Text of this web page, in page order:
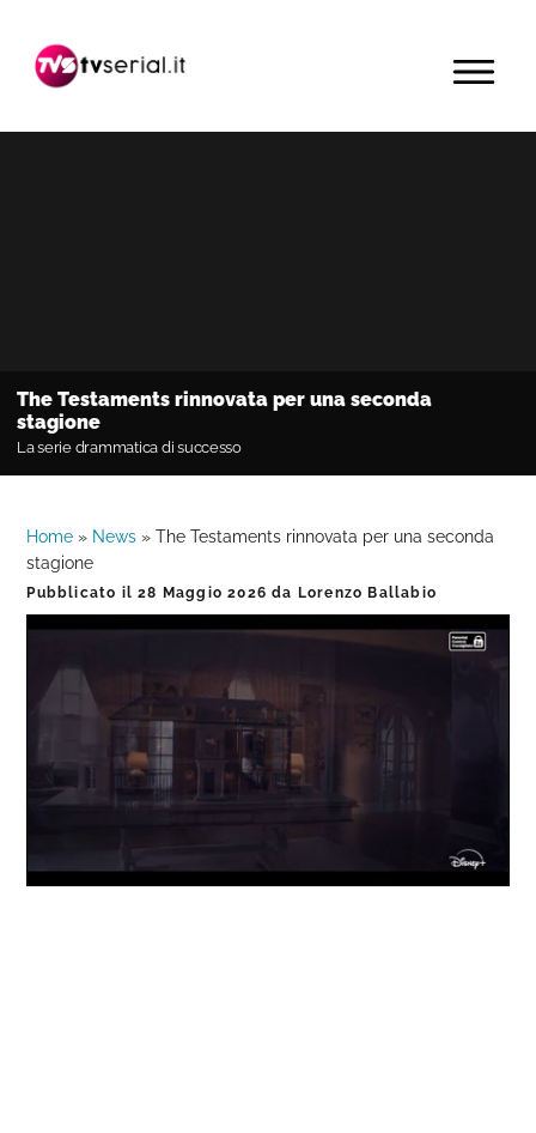
navigazione
contenuto
barra
primaria
MENU
The Testaments rinnovata per una seconda
stagione
La serie drammatica di successo
Home » News »The Testaments rinnovata per una seconda
stagione
Pubblicato il28 Maggio 2026 da Lorenzo Ballabio
Loaded:
0%
Progress:
0%